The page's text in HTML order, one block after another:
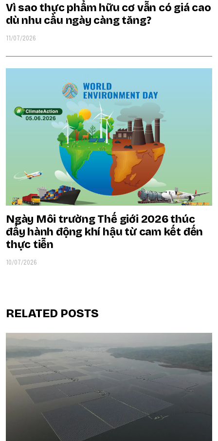
Vì sao thực phẩm hữu cơ vẫn có giá cao
dù nhu cầu ngày càng tăng?
11/07/2026
Ngày Môi trường Thế giới 2026 thúc
đẩy hành động khí hậu từ cam kết đến
thực tiễn
10/07/2026
RELATED POSTS